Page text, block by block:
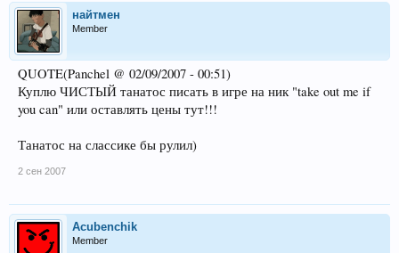
найтмен
Member
QUOTE(Panchel @ 02/09/2007 - 00:51)
Куплю ЧИСТЫЙ танатос писать в игре на ник "take out me if
you can" или оставлять цены тут!!!
Танатос на слассике бы рулил)
2 сен 2007
Acubenchik
Member